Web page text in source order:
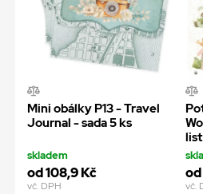
Mini obálky P13 - Travel
Journal - sada 5 ks
skladem
od 108,9 Kč
vč. DPH
list
od
vč.